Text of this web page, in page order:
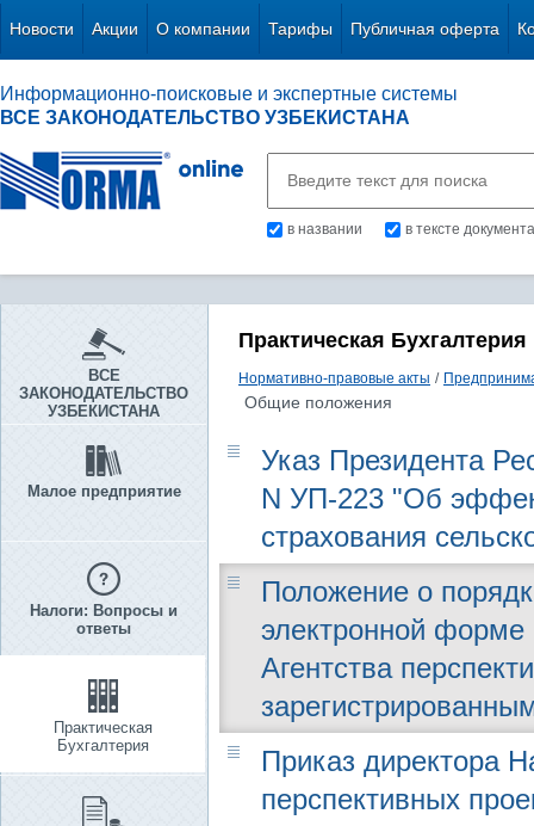
Новости Акции О компании Тарифы Публичная оферта
Информационно-поисковые и экспертные системы
ВСЕ ЗАКОНОДАТЕЛЬСТВО УЗБЕКИСТАНА
в названии в тексте документа
ВСЕ
ЗАКОНОДАТЕЛЬСТВО
УЗБЕКИСТАНА
Малое предприятие
Налоги: Вопросы и
ответы
Практическая
Бухгалтерия
Практическая Бухгалтерия
Нормативно-правовые акты /
Общие положения
Указ Президента
N УП-223 "Об
страхования
Положение о
электронной
Агентства
Приказ директора
перспективных